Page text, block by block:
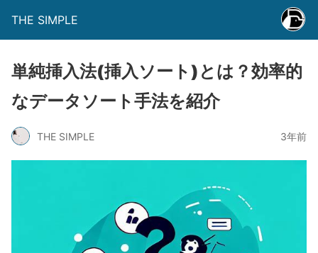
THE SIMPLE
単純挿入法(挿入ソート)とは？効率的
なデータソート手法を紹介
THE SIMPLE 3年前